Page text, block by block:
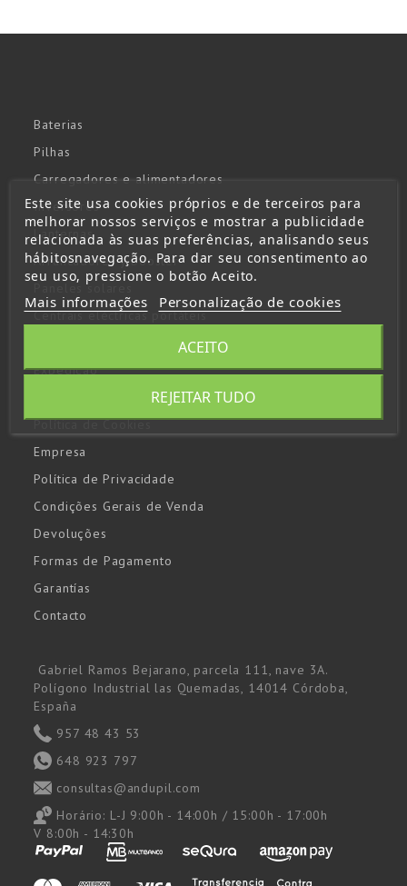
Baterias
Pilhas
Carregadores e alimentadores
Inversores
Lanternas
Arrancadores y booster
Paneles solares
Centrais eléctricas portáteis
Expedição
Política de Cookies
Empresa
Política de Privacidade
Condições Gerais de Venda
Devoluções
Formas de Pagamento
Garantías
Contacto
Gabriel Ramos Bejarano, parcela 111, nave 3A.
Polígono Industrial las Quemadas, 14014 Córdoba,
España
957 48 43 53
648 923 797
consultas@andupil.com
Horário: L-J 9:00h - 14:00h / 15:00h - 17:00h
V 8:00h - 14:30h
Este site usa cookies próprios e de terceiros para
melhorar nossos serviços e mostrar a publicidade
relacionada às suas preferências, analisando seus
hábitosnavegação. Para dar seu consentimento ao
seu uso, pressione o botão Aceito.
Mais informações Personalização de cookies
REJEITAR TUDO
ACEITO